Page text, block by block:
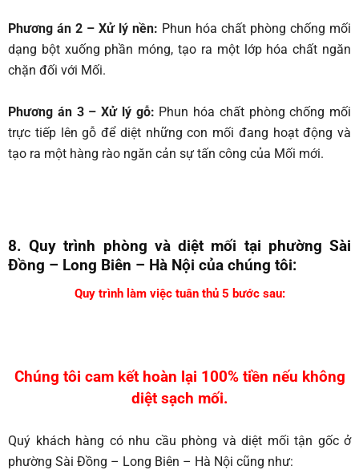
Phương án 2 – Xử lý nền: Phun hóa chất phòng chống mối
dạng bột xuống phần móng, tạo ra một lớp hóa chất ngăn
chặn đối với Mối.
Phương án 3 – Xử lý gỗ: Phun hóa chất phòng chống mối
trực tiếp lên gỗ để diệt những con mối đang hoạt động và
tạo ra một hàng rào ngăn cản sự tấn công của Mối mới.
8. Quy trình phòng và diệt mối tại phường Sài
Đồng – Long Biên – Hà Nội của chúng tôi:
Quy trình làm việc tuân thủ 5 bước sau:
Chúng tôi cam kết hoàn lại 100% tiền nếu không
diệt sạch mối.
Quý khách hàng có nhu cầu phòng và diệt mối tận gốc ở
phường Sài Đồng – Long Biên – Hà Nội cũng như: